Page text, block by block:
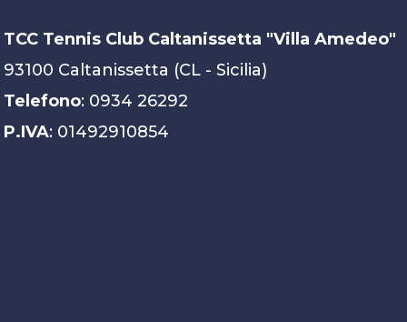
TCC Tennis Club Caltanissetta "Villa Amedeo"
93100 Caltanissetta (CL - Sicilia)
Telefono: 0934 26292
P.IVA: 01492910854